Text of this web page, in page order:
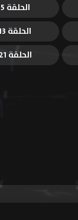
الحلقة 5
الحلقة 13
الحلقة 21